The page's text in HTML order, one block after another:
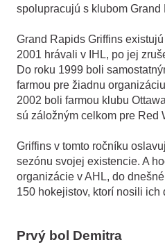
spolupracujú s klubom Grand
Grand Rapids Griffins
2001 hrávali v IHL, po jej
Do roku 1999 boli
farmou pre žiadnu
2002 boli farmou klubu
sú záložným celkom pre Red
Griffins v tomto ročníku
sezónu svojej existencie. A
organizácie v AHL, do
150 hokejistov, ktorí nosili ich
Prvý bol Demitra